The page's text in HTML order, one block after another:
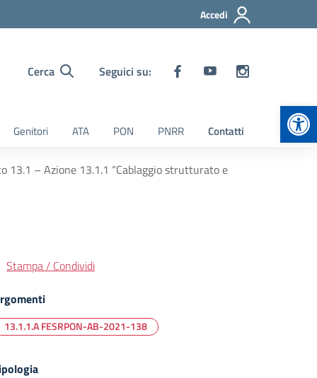
Accedi
Cerca Seguici su:
Genitori ATA PON PNRR Contatti
13.1 – Azione 13.1.1 “Cablaggio strutturato e
Stampa / Condividi
13.1.1.A FESRPON-AB-2021-138